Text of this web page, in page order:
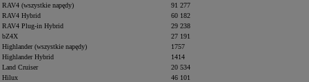
RAV4 (wszystkie napędy)
91 277
RAV4 Hybrid
60 182
RAV4 Plug-in Hybrid
29 238
bZ4X
27 191
Highlander (wszystkie napędy)
1757
Highlander Hybrid
1414
Land Cruiser
20 534
Hilux
46 101